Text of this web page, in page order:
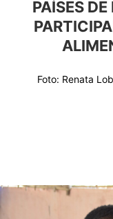
PAÍSES
Foto: Renata